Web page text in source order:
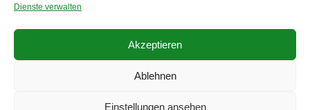
Dienste verwalten
Akzeptieren
Ablehnen
Einstellungen ansehen